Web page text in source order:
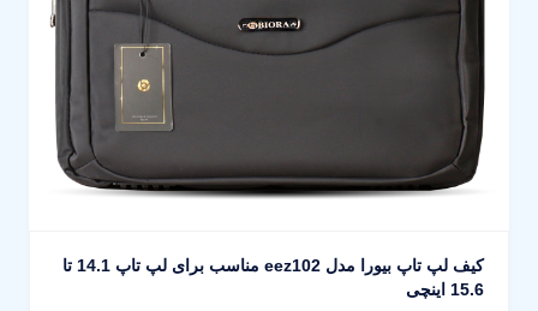
کیف لپ تاپ بیورا مدل eez102 مناسب برای لپ تاپ 14.1 تا
15.6 اینچی